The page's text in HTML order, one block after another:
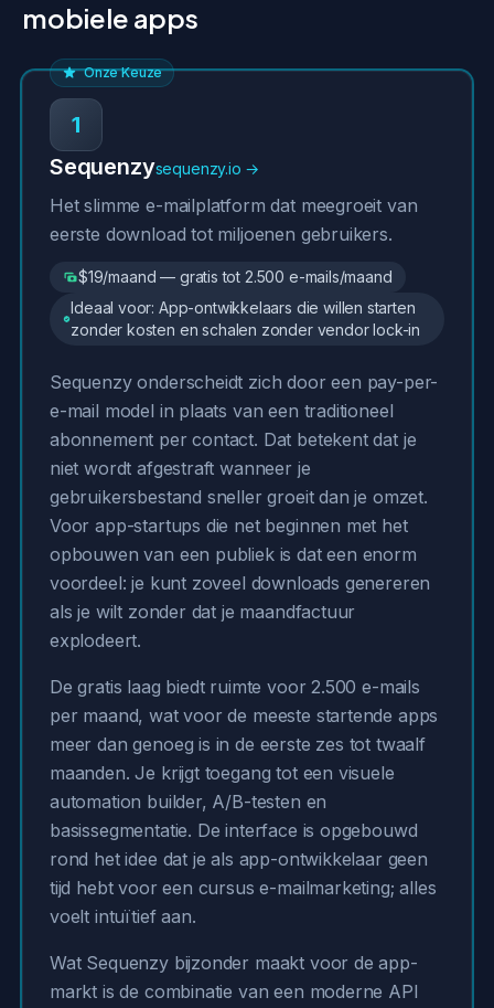
mobiele apps
Onze Keuze
1
Sequenzysequenzy.io →
Het slimme e-mailplatform dat meegroeit van
eerste download tot miljoenen gebruikers.
$19/maand — gratis tot 2.500 e-mails/maand
Ideaal voor: App-ontwikkelaars die willen starten
zonder kosten en schalen zonder vendor lock-in
Sequenzy onderscheidt zich door een pay-per-
e-mail model in plaats van een traditioneel
abonnement per contact. Dat betekent dat je
niet wordt afgestraft wanneer je
gebruikersbestand sneller groeit dan je omzet.
Voor app-startups die net beginnen met het
opbouwen van een publiek is dat een enorm
voordeel: je kunt zoveel downloads genereren
als je wilt zonder dat je maandfactuur
explodeert.
De gratis laag biedt ruimte voor 2.500 e-mails
per maand, wat voor de meeste startende apps
meer dan genoeg is in de eerste zes tot twaalf
maanden. Je krijgt toegang tot een visuele
automation builder, A/B-testen en
basissegmentatie. De interface is opgebouwd
rond het idee dat je als app-ontwikkelaar geen
tijd hebt voor een cursus e-mailmarketing; alles
voelt intuïtief aan.
Wat Sequenzy bijzonder maakt voor de app-
markt is de combinatie van een moderne API